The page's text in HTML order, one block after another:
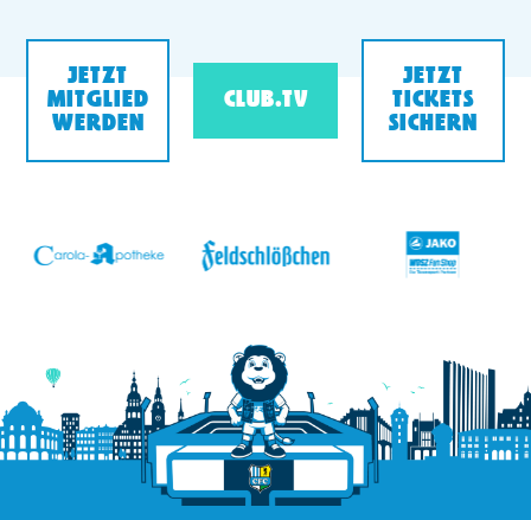
JETZT
MITGLIED
WERDEN
CLUB.TV
JETZT
TICKETS
SICHERN